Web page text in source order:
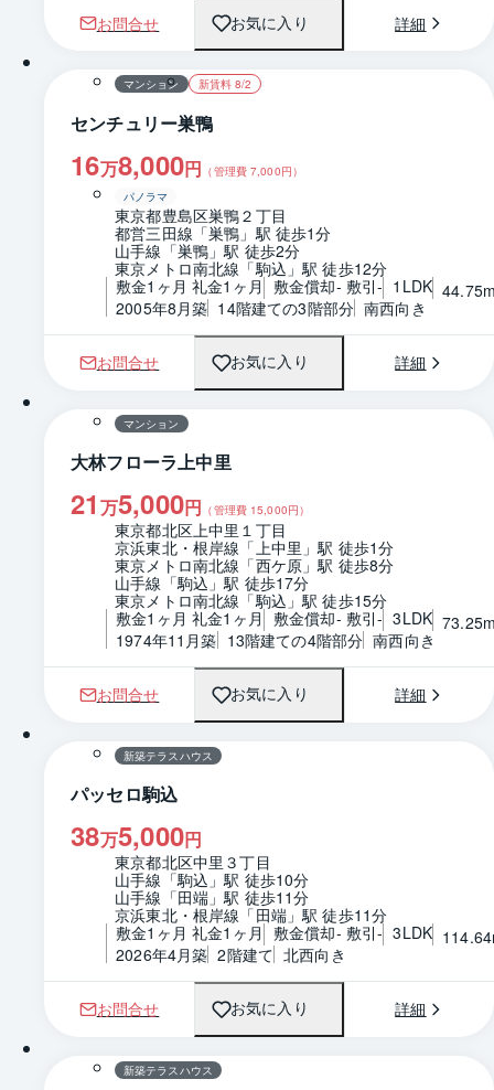
お問合せ お気に入り 詳細
1 / 0 間取り
マンション 新賃料 8/2
センチュリー巣鴨
16万8,000円 （管理費7,000円）
パノラマ
東京都豊島区巣鴨２丁目
都営三田線「巣鴨」駅 徒歩1分
山手線「巣鴨」駅 徒歩2分
東京メトロ南北線「駒込」駅 徒歩12分
敷金1ヶ月 礼金1ヶ月 敷金償却- 敷引- 1LDK
2005年8月築 14階建ての3階部分 南西向き
お問合せ お気に入り 詳細
1 / 0 間取り
マンション
大林フローラ上中里
21 万5,000円 （管理費 15,000円）
東京都北区上中里１丁目
京浜東北・根岸線「上中里」駅 徒歩1分
東京メトロ南北線「西ケ原」駅 徒歩8分
山手線「駒込」駅 徒歩17分
東京メトロ南北線「駒込」駅 徒歩15分
敷金1ヶ月 礼金1ヶ月 敷金償却- 敷引- 3LDK
1974年11月築 13階建ての4階部分 南西向き
お問合せ お気に入り 詳細
1 / 0 間取り
新築テラスハウス
パッセロ駒込
38万5,000円
東京都北区中里３丁目
山手線「駒込」駅 徒歩10分
山手線「田端」駅 徒歩11分
京浜東北・根岸線「田端」駅 徒歩11分
敷金1ヶ月 礼金1ヶ月 敷金償却- 敷引- 3LDK
2026年4月築 2階建て 北西向き
お問合せ お気に入り 詳細
1 / 0 間取り
新築テラスハウス